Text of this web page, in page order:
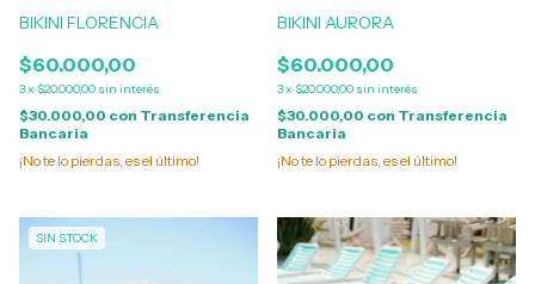
BIKINI FLORENCIA
$60.000,00
3x $20.000,00 sin interés
$30.000,00 con Transferencia
Bancaria
¡No te lo pierdas, es el último!
BIKINI AURORA
$60.000,00
3x $20.000,00 sin interés
$30.000,00 con Transferencia
Bancaria
¡No te lo pierdas, es el último!
SIN STOCK